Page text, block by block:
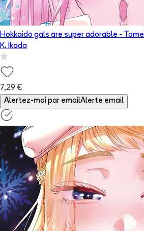
Hokkaido gals are super adorable - Tome
K. Ikada
7,29 €
Alertez-moi par emailAlerte email